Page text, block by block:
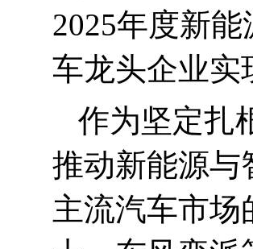
2025年度新能
车龙头企业
作为坚定扎
推动新能源与
主流汽车市